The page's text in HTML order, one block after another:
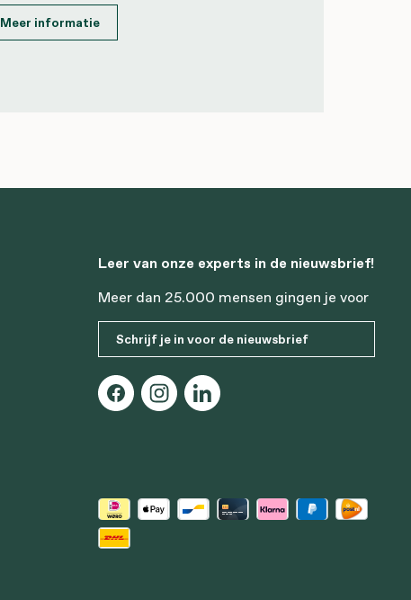
Meer informatie
Leer van onze experts in de nieuwsbrief!
Meer dan 25.000 mensen gingen je voor
Schrijf je in voor de nieuwsbrief